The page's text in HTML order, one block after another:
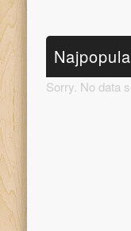
Sorry. No data